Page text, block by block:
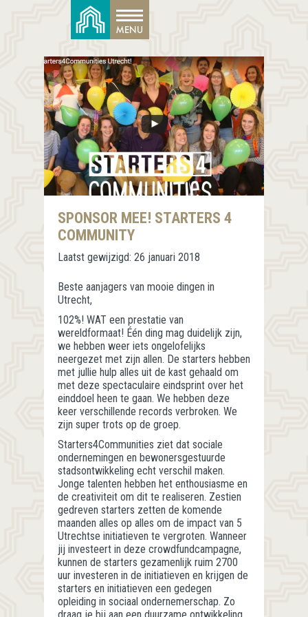
SPONSOR MEE! STARTERS 4
COMMUNITY
Laatst gewijzigd: 26 januari 2018
Beste aanjagers van mooie dingen in
Utrecht,
102%! WAT een prestatie van
wereldformaat! Één ding mag duidelijk zijn,
we hebben weer iets ongelofelijks
neergezet met zijn allen. De starters hebben
met jullie hulp alles uit de kast gehaald om
met deze spectaculaire eindsprint over het
einddoel heen te gaan. We hebben deze
keer verschillende records verbroken. We
zijn super trots op de groep.
Starters4Communities ziet dat sociale
ondernemingen en bewonersgestuurde
stadsontwikkeling echt verschil maken.
Jonge talenten hebben het enthousiasme en
de creativiteit om dit te realiseren. Zestien
gedreven starters zetten de komende
maanden alles op alles om de impact van 5
Utrechtse initiatieven te vergroten. Wanneer
jij investeert in deze crowdfundcampagne,
kunnen de starters gezamenlijk ruim 2700
uur investeren in de initiatieven en krijgen de
starters en initiatieven een gedegen
opleiding in sociaal ondernemerschap. Zo